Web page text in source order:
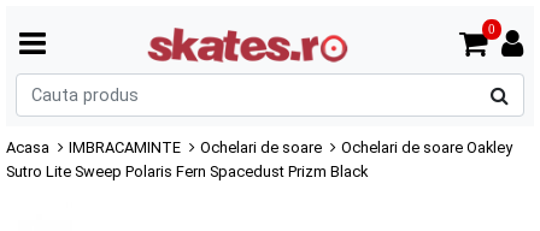
0
Acasa IMBRACAMINTE Ochelari de soare
Ochelari de soare Oakley
Sutro Lite Sweep Polaris Fern Spacedust Prizm Black